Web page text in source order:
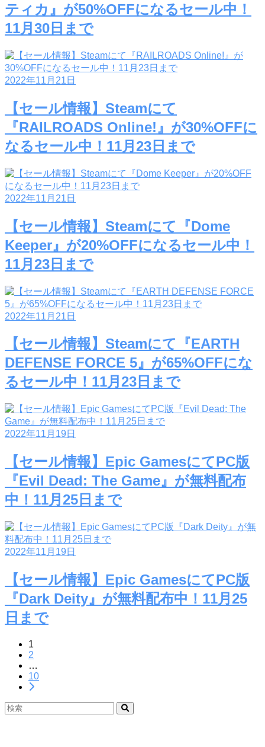
ティカ』が50%OFFになるセール中！
11月30日まで
2022年11月21日
【セール情報】Steamにて
『RAILROADS Online!』が30%OFFに
なるセール中！11月23日まで
2022年11月21日
【セール情報】Steamにて『Dome
Keeper』が20%OFFになるセール中！
11月23日まで
2022年11月21日
【セール情報】Steamにて『EARTH
DEFENSE FORCE 5』が65%OFFにな
るセール中！11月23日まで
2022年11月19日
【セール情報】Epic GamesにてPC版
『Evil Dead: The Game』が無料配布
中！11月25日まで
2022年11月19日
【セール情報】Epic GamesにてPC版
『Dark Deity』が無料配布中！11月25
日まで
1
2
…
10